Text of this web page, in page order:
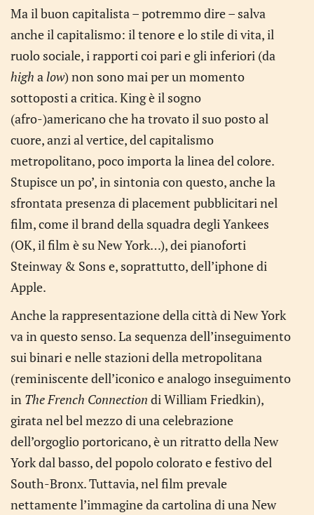
Ma il buon capitalista – potremmo dire – salva
anche il capitalismo: il tenore e lo stile di vita, il
ruolo sociale, i rapporti coi pari e gli inferiori (da
high alow) non sono mai per un momento
sottoposti a critica. King è il sogno
(afro-)americano che ha trovato il suo posto al
cuore, anzi al vertice, del capitalismo
metropolitano, poco importa la linea del colore.
Stupisce un po’, in sintonia con questo, anche la
sfrontata presenza di placement pubblicitari nel
film, come il brand della squadra degli Yankees
(OK, il film è su New York…), dei pianoforti
Steinway & Sons e, soprattutto, dell’iphone di
Apple.
Anche la rappresentazione della città di New York
va in questo senso. La sequenza dell’inseguimento
sui binari e nelle stazioni della metropolitana
(reminiscente dell’iconico e analogo inseguimento
in The French Connection di William Friedkin),
girata nel bel mezzo di una celebrazione
dell’orgoglio portoricano, è un ritratto della New
York dal basso, del popolo colorato e festivo del
South-Bronx. Tuttavia, nel film prevale
nettamente l’immagine da cartolina di una New